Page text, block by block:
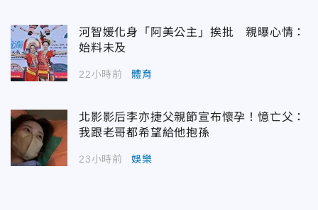
河智媛化身「阿美公主」挨批 親曝心情：
始料未及
22小時前 體育
北影影后李亦捷父親節宣布懷孕！憶亡父：
我跟老哥都希望給他抱孫
23小時前 娛樂